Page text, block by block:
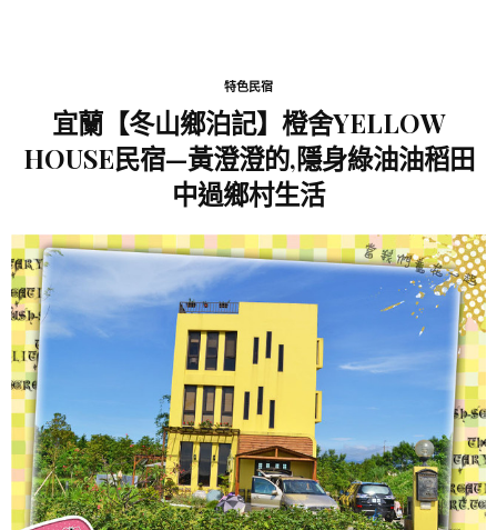
特色民宿
宜蘭【冬山鄉泊記】橙舍YELLOW
HOUSE民宿—黃澄澄的,隱身綠油油稻田
中過鄉村生活